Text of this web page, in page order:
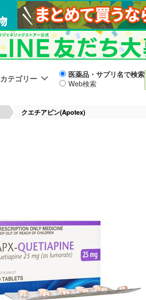
カテゴリー
医薬品・サプリ名で検索
Web検索
クエチアピン(Apotex)